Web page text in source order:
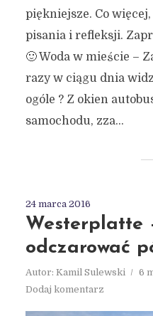
piękniejsze. Co
pisania i refleksji.
🙂 Woda w mieście –
razy w ciągu dnia
ogóle ? Z okien
samochodu, zza...
24 marca 2016
Westerplatte
odczarować
Autor: Kamil Sulewski
6
Dodaj komentarz